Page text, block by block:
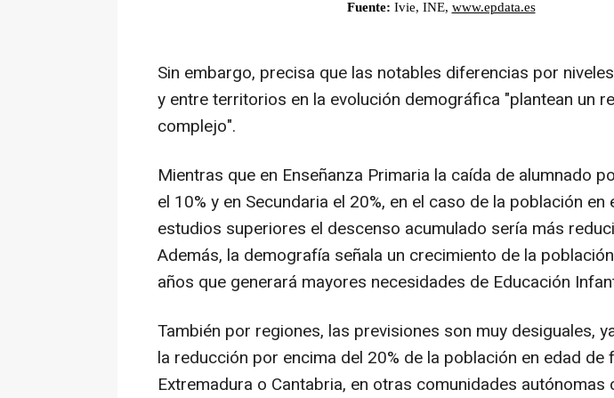
Sin embargo, precisa que las notables diferencias por
y entre territorios en la evolución demográfica "plantean un
complejo".
Mientras que en Enseñanza Primaria la caída de alumnado
el 10% y en Secundaria el 20%, en el caso de la población
estudios superiores el descenso acumulado sería más
Además, la demografía señala un crecimiento de la
años que generará mayores necesidades de Educación
También por regiones, las previsiones son muy desiguales,
la reducción por encima del 20% de la población en edad de
Extremadura o Cantabria, en otras comunidades autónomas